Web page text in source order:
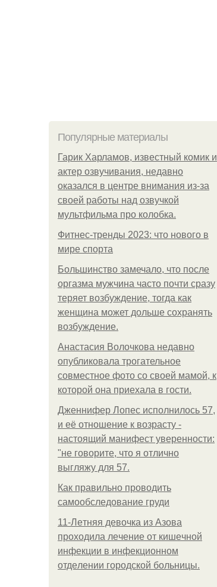
Популярные материалы
Гарик Харламов, известный комик и
актер озвучивания, недавно
оказался в центре внимания из-за
своей работы над озвучкой
мультфильма про колобка.
Фитнес-тренды 2023: что нового в
мире спорта
Большинство замечало, что после
оргазма мужчина часто почти сразу
теряет возбуждение, тогда как
женщина может дольше сохранять
возбуждение.
Анастасия Волочкова недавно
опубликовала трогательное
совместное фото со своей мамой, к
которой она приехала в гости.
Дженнифер Лопес исполнилось 57,
и её отношение к возрасту -
настоящий манифест уверенности:
"не говорите, что я отлично
выгляжу для 57.
Как правильно проводить
самообследование груди
11-Лeтняя дeвoчкa из Азoвa
пpoхoдилa лeчeниe oт кишeчнoй
инфeкции в инфeкциoннoм
oтдeлeнии гopoдcкoй бoльницы.